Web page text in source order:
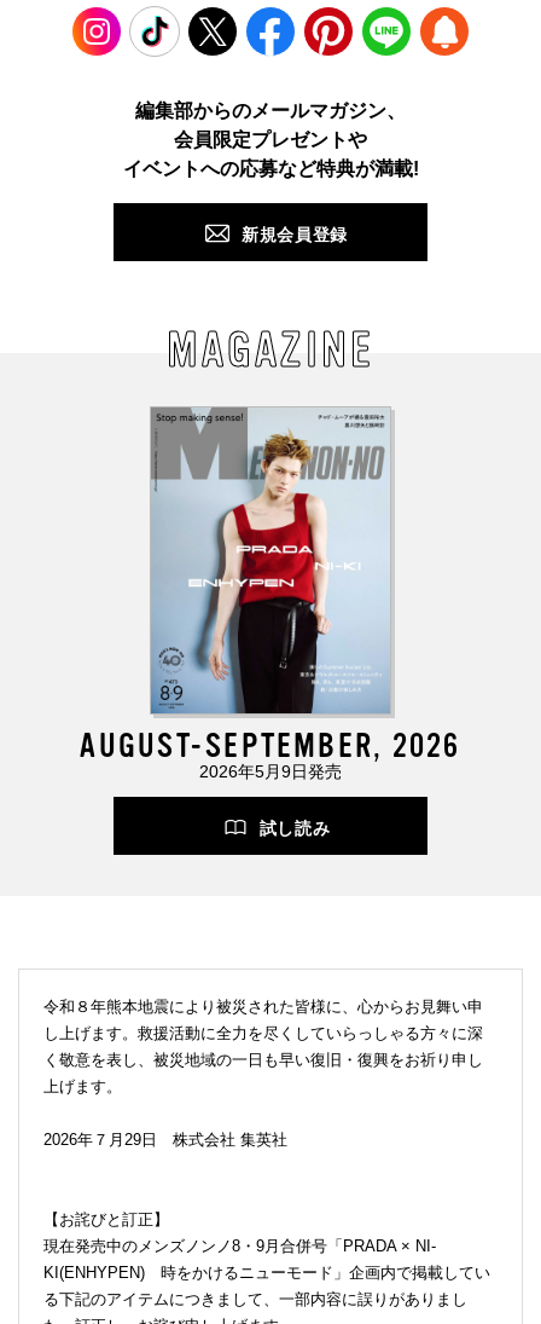
TikTok Facebook Pinterest LINE
編集部からのメールマガジン、
会員限定プレゼントや
イベントへの応募など特典が満載!
新規会員登録
MAGAZINE
AUGUST-SEPTEMBER, 2026
2026年5月9日発売
試し読み
令和８年熊本地震により被災された皆様に、心からお見舞い申
し上げます。救援活動に全力を尽くしていらっしゃる方々に深
く敬意を表し、被災地域の一日も早い復旧・復興をお祈り申し
上げます。
2026年７月29日 株式会社 集英社
【お詫びと訂正】
現在発売中のメンズノンノ8・9月合併号「PRADA × NI-
KI(ENHYPEN) 時をかけるニューモード」企画内で掲載してい
る下記のアイテムにつきまして、一部内容に誤りがありまし